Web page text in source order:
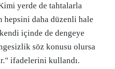
yerde de tahtalarla
hepsini daha düzenli hale
içinde de dengeye
söz konusu olursa
ifadelerini kullandı.